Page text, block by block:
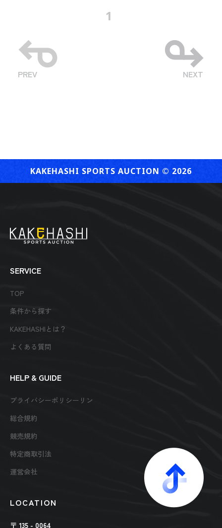
1
PREV NEXT
KAKEHASHI SPORTS AUCTION ©︎ 2026
SERVICE
TOP
条件から探す
KAKEHASHIとは？
よくある質問
HELP & GUIDE
プライバシーポリシーリン
総合規約
競売規約
特定商取引法
運営会社
LOCATION
〒 135 - 0064